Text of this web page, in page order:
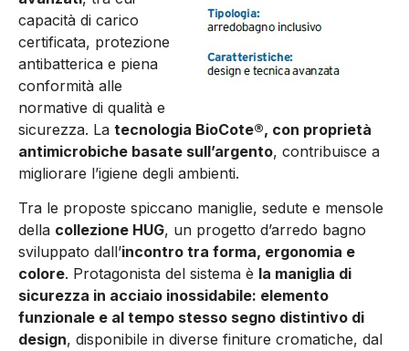
capacità di carico
certificata, protezione
antibatterica e piena
conformità alle
normative di qualità e
sicurezza. La tecnologia BioCote®, con proprietà
antimicrobiche basate sull’argento, contribuisce a
migliorare l’igiene degli ambienti.
Tra le proposte spiccano maniglie, sedute e mensole
della collezione HUG, un progetto d’arredo bagno
sviluppato dall’incontro tra forma, ergonomia e
colore. Protagonista del sistema è la maniglia di
sicurezza in acciaio inossidabile: elemento
funzionale e al tempo stesso segno distintivo di
design, disponibile in diverse finiture cromatiche, dal